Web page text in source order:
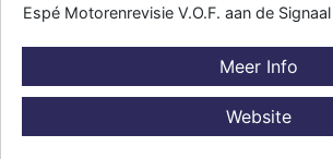
Espé Motorenrevisie V.O.F. aan de
Meer Info
Website